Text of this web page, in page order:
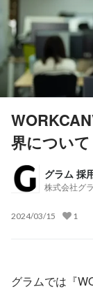
界について
グラム 採
株式会社グ
2024/03/15 1
グラムでは『